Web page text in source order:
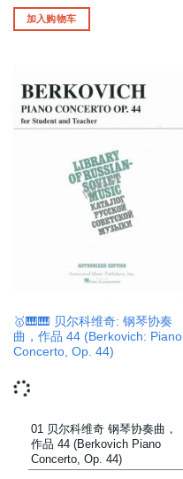
为：
¥100.00。
加入购物车
🥇🎹🎹 贝尔科维奇: 钢琴协奏
曲，作品 44 (Berkovich: Piano
Concerto, Op. 44)
01 贝尔科维奇 钢琴协奏曲，
作品 44 (Berkovich Piano
Concerto, Op. 44)